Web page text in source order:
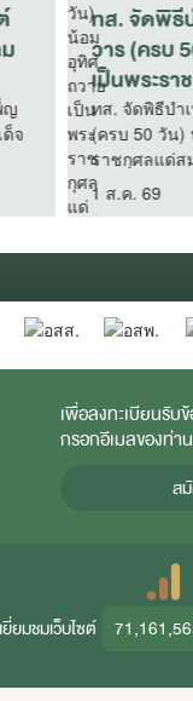
ะ
ช
วัน
ทส. ต้อน
อำลาตำ
ความร่ว
ทส. ต้อนรับ
ตำแหน่ง เ
ไทย–สวิส
27 ก.ค. 69
เพื่อลงทะเบียนรั
กรอกอีเมลของท่า
ส
ยี่ยมชมเว็บไซต์